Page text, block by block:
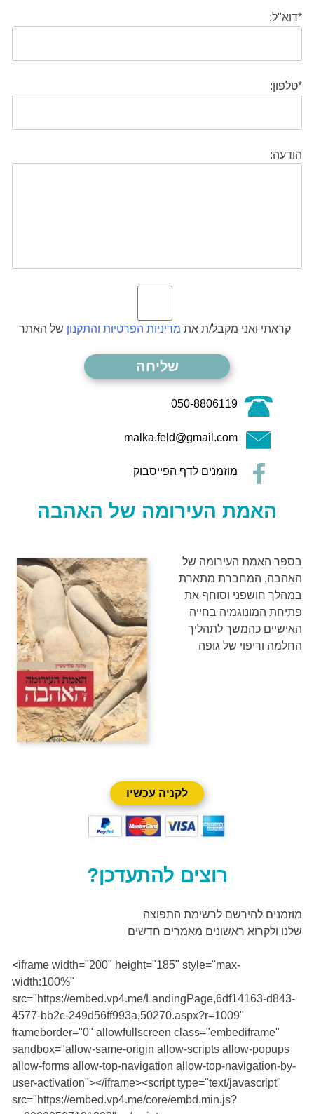
*דוא"ל:
*טלפון:
הודעה:
קראתי ואני מקבל/ת את מדיניות הפרטיות והתקנון של האתר
050-8806119
malka.feld@gmail.com
מוזמנים לדף הפייסבוק
האמת העירומה של האהבה
בספר האמת העירומה של
האהבה, המחברת מתארת
במהלך חושפני וסוחף את
פתיחת המונוגמיה בחייה
האישיים כהמשך לתהליך
החלמה וריפוי של גופה
לקניה עכשיו
רוצים להתעדכן?
מוזמנים להירשם לרשימת התפוצה
שלנו ולקרוא ראשונים מאמרים חדשים
<iframe width="200" height="185" style="max-
width:100%"
src="https://embed.vp4.me/LandingPage,6df14163-d843-
4577-bb2c-249d56ff993a,50270.aspx?r=1009"
frameborder="0" allowfullscreen class="embediframe"
sandbox="allow-same-origin allow-scripts allow-popups
allow-forms allow-top-navigation allow-top-navigation-by-
user-activation"></iframe><script type="text/javascript"
src="https://embed.vp4.me/core/embd.min.js?